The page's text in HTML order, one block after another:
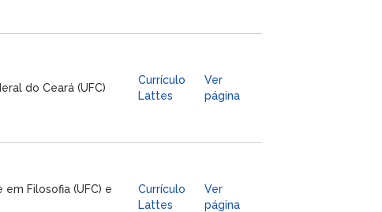
do Ceará (UFC)
Currículo
Lattes
Ver
página
em Filosofia (UFC) e
Currículo
Lattes
Ver
página